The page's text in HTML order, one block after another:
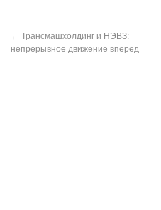
← Трансмашхолдинг и НЭВЗ:
непрерывное движение вперед